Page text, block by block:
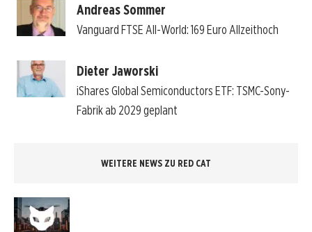
Andreas Sommer
Vanguard FTSE All-World: 169 Euro Allzeithoch
Dieter Jaworski
iShares Global Semiconductors ETF: TSMC-Sony-
Fabrik ab 2029 geplant
WEITERE NEWS ZU RED CAT